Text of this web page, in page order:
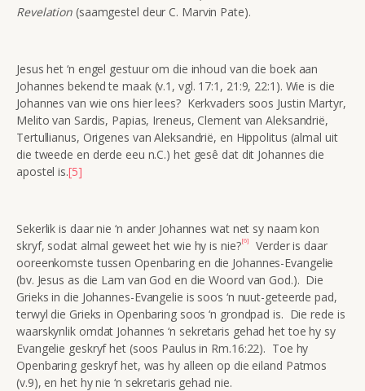
Revelation (saamgestel deur C. Marvin Pate).
Jesus het ‘n engel gestuur om die inhoud van die boek aan
Johannes bekend te maak (v.1, vgl. 17:1, 21:9, 22:1). Wie is die
Johannes van wie ons hier lees? Kerkvaders soos Justin Martyr,
Melito van Sardis, Papias, Ireneus, Clement van Aleksandrië,
Tertullianus, Origenes van Aleksandrië, en Hippolitus (almal uit
die tweede en derde eeu n.C.) het gesê dat dit Johannes die
apostel is.[5]
Sekerlik is daar nie ‘n ander Johannes wat net sy naam kon
skryf, sodat almal geweet het wie hy is nie?[6]
Verder is daar
ooreenkomste tussen Openbaring en die Johannes-Evangelie
(bv. Jesus as die Lam van God en die Woord van God.). Die
Grieks in die Johannes-Evangelie is soos ‘n nuut-geteerde pad,
terwyl die Grieks in Openbaring soos ‘n grondpad is. Die rede is
waarskynlik omdat Johannes ‘n sekretaris gehad het toe hy sy
Evangelie geskryf het (soos Paulus in Rm.16:22). Toe hy
Openbaring geskryf het, was hy alleen op die eiland Patmos
(v.9), en het hy nie ‘n sekretaris gehad nie.